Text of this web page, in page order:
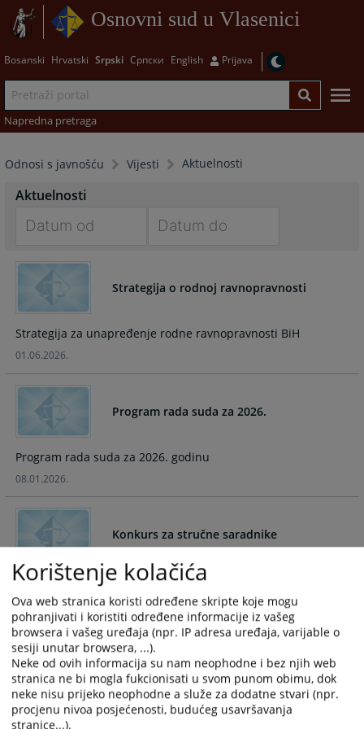
Osnovni sud u Vlasenici
Bosanski Hrvatski Srpski Српски English Prijava
Napredna pretraga
Odnosi s javnošću Vijesti Aktuelnosti
Aktuelnosti
forward
interact
the
calendar
and
date.
Press
the
question
the
keyboard
shortcuts
for
changing
dates.
to
the
and
a
Press
to
the
keyboard
shortcuts
for
changing
dates.
Strategija o rodnoj ravnopravnosti
Strategija za unapređenje rodne ravnopravnosti BiH
01.06.2026.
Program rada suda za 2026.
Program rada suda za 2026. godinu
08.01.2026.
Konkurs za stručne saradnike
Osnovni sud u Vlasenici raspisuje konkurs za stručne
saradnike.
25.12.2024.
Zaključak o neuspjelom javnom oglasu
Oglašava se neuspjelim Javni oglas.
Korištenje kolačića
Ova web stranica koristi određene skripte koje mogu
pohranjivati i koristiti određene informacije iz vašeg
browsera i vašeg uređaja (npr. IP adresa uređaja, varijable o
sesiji unutar browsera, ...).
Neke od ovih informacija su nam neophodne i bez njih web
stranica ne bi mogla fukcionisati u svom punom obimu, dok
neke nisu prijeko neophodne a služe za dodatne stvari (npr.
procjenu nivoa posjećenosti, budućeg usavršavanja
stranice...).